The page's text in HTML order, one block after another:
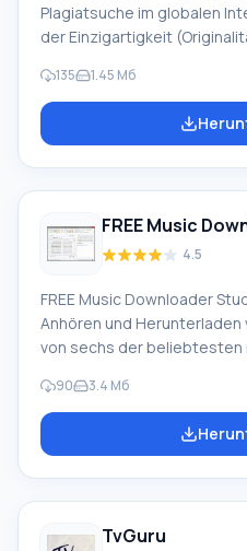
Plagiatsuche im globalen
der Einzigartigkeit
jeden Textabschnitt oder
Einzigartigkeit überprüfen.
Pendants bietet Etxt Anti-
Etxt Anti-Plagiat nach dem
135 1.45 Мб
FREE Music
4.5
FREE Music Downloader
Anhören und Herunterladen
von sechs der beliebtesten
Myzuka.Ru, TutMp3.Net und
seinen Analoga bietet das
Downloader Studio eine
Diese Anwendung wurde
90 3.4 Мб
TvGuru